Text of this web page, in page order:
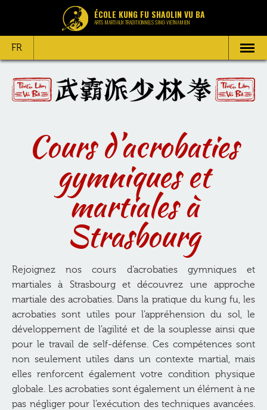
FR
ÉCOLE KUNG FU SHAOLIN VU BA
ARTS MARTIAUX TRADITIONNELS SINO-VIETNAMIEN
Cours d’acrobaties
gymniques et
martiales à
Strasbourg
Rejoignez nos cours d’acrobaties gymniques et
martiales à Strasbourg et découvrez une approche
martiale des acrobaties. Dans la pratique du kung fu, les
acrobaties sont utiles pour l’appréhension du sol, le
développement de l’agilité et de la souplesse ainsi que
pour le travail de self-défense. Ces compétences sont
non seulement utiles dans un contexte martial, mais
elles renforcent également votre condition physique
globale. Les acrobaties sont également un élément à ne
pas négliger pour l’exécution des techniques avancées.